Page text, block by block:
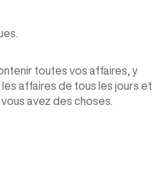
toutes vos affaires, y
affaires de tous les jours et
avez des choses.